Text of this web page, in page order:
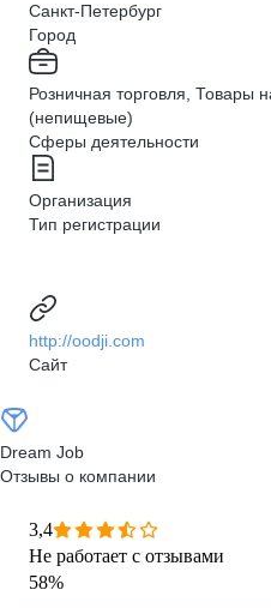
Санкт-Петербург
Город
Розничная торговля, Товары
(непищевые)
Сферы деятельности
Организация
Тип регистрации
http://oodji.com
Сайт
Dream Job
Отзывы о компании
3,4
Не работает с отзывами
58%